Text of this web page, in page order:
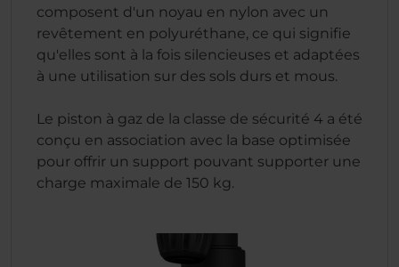
composent d'un noyau en nylon avec un
revêtement en polyuréthane, ce qui signifie
qu'elles sont à la fois silencieuses et adaptées
à une utilisation sur des sols durs et mous.
Le piston à gaz de la classe de sécurité 4 a été
conçu en association avec la base optimisée
pour offrir un support pouvant supporter une
charge maximale de 150 kg.